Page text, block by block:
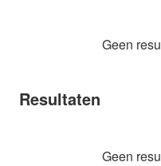
Geen
Resultaten
Geen